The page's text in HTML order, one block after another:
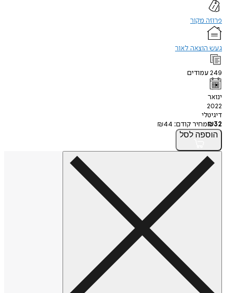
פרוזה מקור
געש הוצאה לאור
249עמודים
ינואר
2022
דיגיטלי
₪32 מחיר קודם: ₪44
הוספה לסל